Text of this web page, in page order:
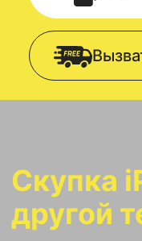
Скупка
другой